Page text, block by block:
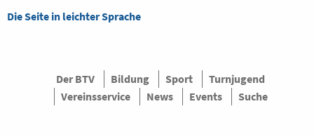
Die Seite in leichter Sprache
Der BTV Bildung Sport
Turnjugend
Vereinsservice
News Events Suche